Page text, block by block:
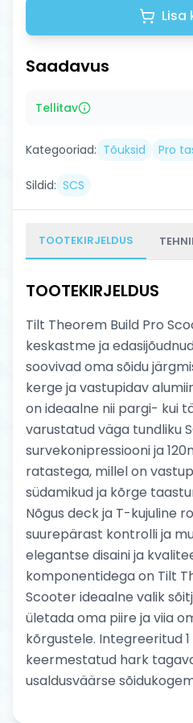
Lisa
Saadavus
Tellitav
Kategooriad: Tõuksid Pro
Sildid: SCS
TOOTEKIRJELDUS
TOOTEKIRJELDUS
Tilt Theorem Build Pro
keskastme ja
soovivad oma sõidu
kerge ja vastupidav
on ideaalne nii pargi- kui
varustatud väga tundliku
survekonipressiooni ja
ratastega, millel on
südamikud ja kõrge
Nõgus deck ja T-kujuline
suurepärast kontrolli ja
elegantse disaini ja
komponentidega on Tilt
Scooter ideaalne valik
ületada oma piire ja viia
kõrgustele. Integreeritud
keermestatud hark
usaldusväärse